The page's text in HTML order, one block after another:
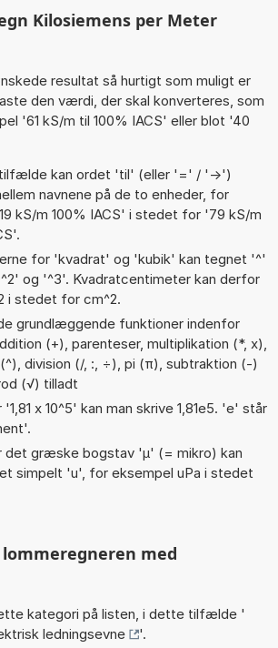
Kilosiemens per Meter
resultat så hurtigt som muligt er
den værdi, der skal konverteres, som
'61 kS/m til 100% IACS' eller blot '40
kan ordet 'til' (eller '=' / '->')
navnene på de to enheder, for
kS/m 100% IACS' i stedet for '79 kS/m
for 'kvadrat' og 'kubik' kan tegnet '^'
og '^3'. Kvadratcentimeter kan derfor
i stedet for cm^2.
grundlæggende funktioner indenfor
(+), parenteser, multiplikation (*, x),
division (/, :, ÷), pi (π), subtraktion (-)
(√) tilladt
x 10^5' kan man skrive 1,81e5. 'e' står
det græske bogstav 'µ' (= mikro) kan
simpelt 'u', for eksempel uPa i stedet
med
kategori på listen, i dette tilfælde '
ledningsevne
'.